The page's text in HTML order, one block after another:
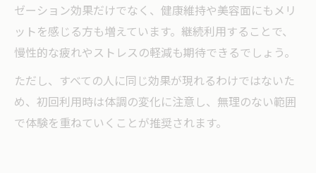
ゼーション効果だけでなく、健康維持や美容面にもメリ
ットを感じる方も増えています。継続利用することで、
慢性的な疲れやストレスの軽減も期待できるでしょう。
ただし、すべての人に同じ効果が現れるわけではないた
め、初回利用時は体調の変化に注意し、無理のない範囲
で体験を重ねていくことが推奨されます。